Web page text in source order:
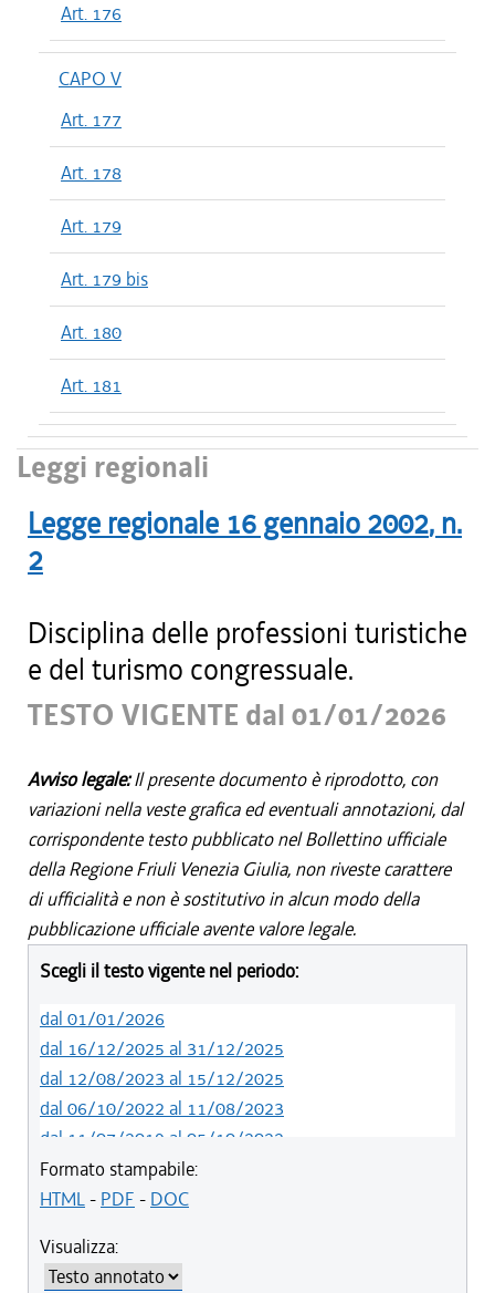
Art. 176
CAPO V
Art. 177
Art. 178
Art. 179
Art. 179 bis
Art. 180
Art. 181
Leggi regionali
Legge regionale 16 gennaio 2002, n.
2
Disciplina delle professioni turistiche
e del turismo congressuale.
TESTO VIGENTE dal 01/01/2026
Avviso legale:Il presente documento è riprodotto, con
variazioni nella veste grafica ed eventuali annotazioni, dal
corrispondente testo pubblicato nel Bollettino ufficiale
della Regione Friuli Venezia Giulia, non riveste carattere
di ufficialità e non è sostitutivo in alcun modo della
pubblicazione ufficiale avente valore legale.
Scegli il testo vigente nel periodo:
dal 01/01/2026
dal 16/12/2025 al 31/12/2025
dal 12/08/2023 al 15/12/2025
dal 06/10/2022 al 11/08/2023
dal 11/07/2019 al 05/10/2022
dal 01/05/2019 al 10/07/2019
dal 12/04/2018 al 30/04/2019
dal 01/01/2018 al 28/03/2018
dal 09/11/2017 al 31/12/2017
Formato stampabile:
HTML- PDF - DOC
Visualizza: